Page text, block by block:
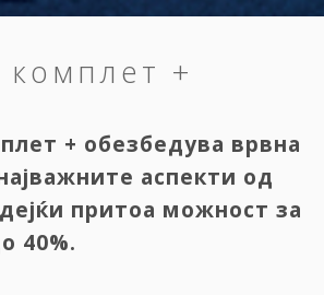
+
+ обезбедува врвна
аспекти од
притоа можност за
40%.